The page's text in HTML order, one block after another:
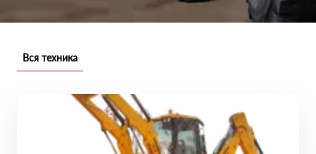
Вся техника